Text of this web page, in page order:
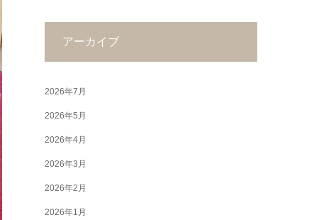
アーカイブ
2026年7月
2026年5月
2026年4月
2026年3月
2026年2月
2026年1月